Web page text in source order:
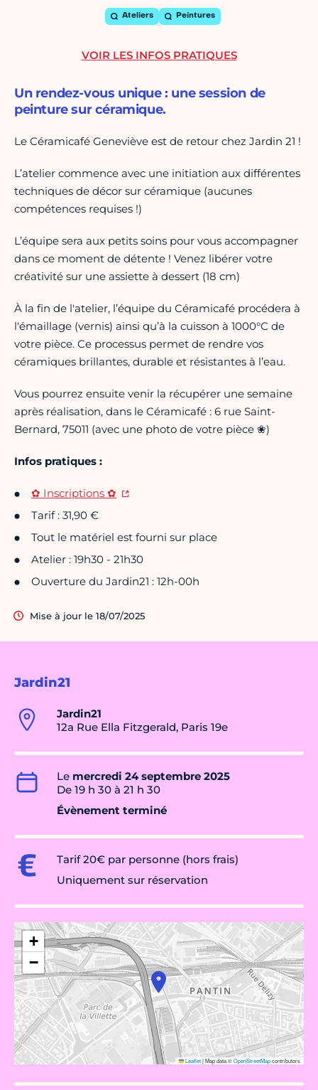
Ateliers Peintures
Jardin21
Jardin21
12a Rue Ella Fitzgerald, Paris 19e
Le mercredi 24 septembre 2025
De 19 h 30 à 21 h 30
Évènement terminé
Tarif 20€ par personne (hors frais)
Uniquement sur réservation
+
−
Leaflet|Map data ©OpenStreetMapcontributors
Un rendez-vous unique : une session de
peinture sur céramique.
Le Céramicafé Geneviève est de retour chez Jardin 21 !
L’atelier commence avec une initiation aux différentes
techniques de décor sur céramique (aucunes
compétences requises !)
L’équipe sera aux petits soins pour vous accompagner
dans ce moment de détente ! Venez libérer votre
créativité sur une assiette à dessert (18 cm)
À la fin de l'atelier, l’équipe du Céramicafé procédera à
l'émaillage (vernis) ainsi qu’à la cuisson à 1000°C de
votre pièce. Ce processus permet de rendre vos
céramiques brillantes, durable et résistantes à l’eau.
Vous pourrez ensuite venir la récupérer une semaine
après réalisation, dans le Céramicafé : 6 rue Saint-
Bernard, 75011 (avec une photo de votre pièce ❀)
Infos pratiques :
✿ Inscriptions ✿
Tarif : 31,90 €
Tout le matériel est fourni sur place
Atelier : 19h30 - 21h30
Ouverture du Jardin21 : 12h-00h
Mise à jour le 18/07/2025
VOIR LES INFOS PRATIQUES